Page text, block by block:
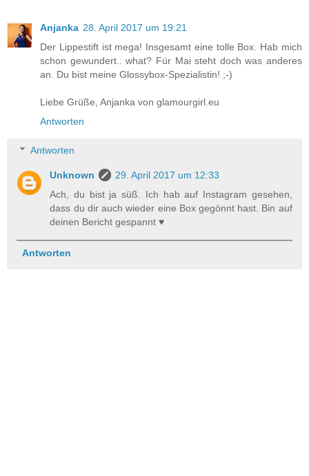
Anjanka 28. April 2017 um 19:21
Der Lippestift ist mega! Insgesamt eine tolle Box. Hab mich
schon gewundert.. what? Für Mai steht doch was anderes
an. Du bist meine Glossybox-Spezialistin! ;-)
Liebe Grüße, Anjanka von glamourgirl.eu
Antworten
Antworten
Unknown
29. April 2017 um 12:33
Ach, du bist ja süß. Ich hab auf Instagram gesehen,
dass du dir auch wieder eine Box gegönnt hast. Bin auf
deinen Bericht gespannt ♥
Antworten